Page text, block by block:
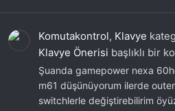
Komutakontrol, Klavye
Klavye Önerisi başlıklı bir
Şuanda gamepower nexa
m61 düşünüyorum ilerde
switchlerle değiştirebilirim